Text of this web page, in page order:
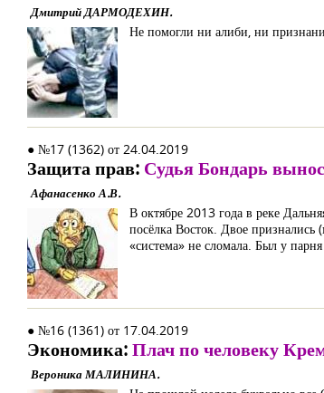
Дмитрий ДАРМОДЕХИН.
Не помогли ни алиби, ни
● №17 (1362) от 24.04.2019
Защита прав: Судья Бондарь
Афанасенко А.В.
В октябре 2013 года в реке
посёлка Восток. Двое признались
«система» не сломала. Был у
● №16 (1361) от 17.04.2019
Экономика:Плач по человеку
Вероника МАЛИНИНА.